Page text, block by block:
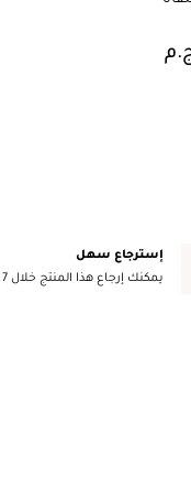
إسترجاع سهل
يمكنك إرجاع هذا المنتج خلال 7 يومًا.